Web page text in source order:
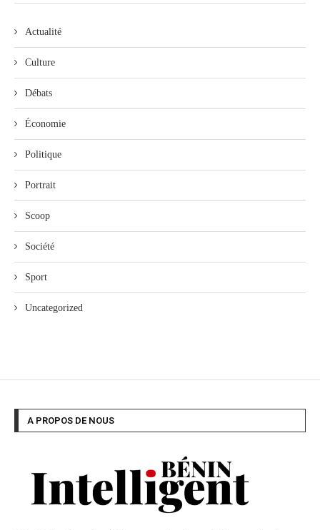
Actualité
Culture
Débats
Économie
Politique
Portrait
Scoop
Société
Sport
Uncategorized
A PROPOS DE NOUS